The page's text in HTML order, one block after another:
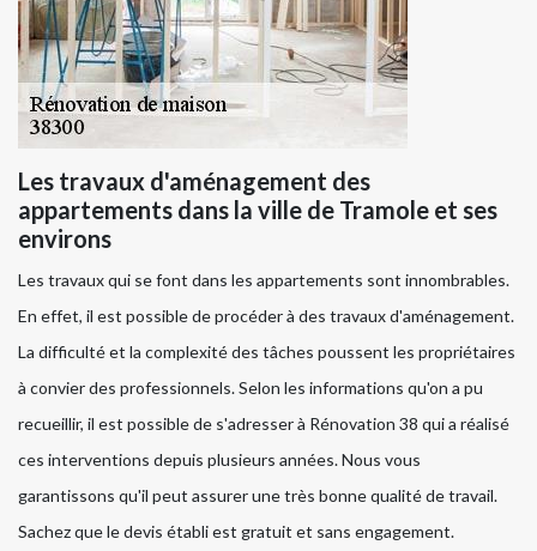
Les travaux d'aménagement des
appartements dans la ville de Tramole et ses
environs
Les travaux qui se font dans les appartements sont innombrables.
En effet, il est possible de procéder à des travaux d'aménagement.
La difficulté et la complexité des tâches poussent les propriétaires
à convier des professionnels. Selon les informations qu'on a pu
recueillir, il est possible de s'adresser à Rénovation 38 qui a réalisé
ces interventions depuis plusieurs années. Nous vous
garantissons qu'il peut assurer une très bonne qualité de travail.
Sachez que le devis établi est gratuit et sans engagement.